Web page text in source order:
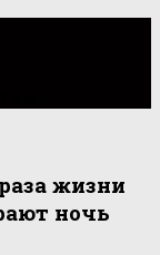
жизни
ночь